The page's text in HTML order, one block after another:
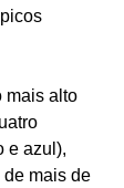
mais alto
e azul),
mais de